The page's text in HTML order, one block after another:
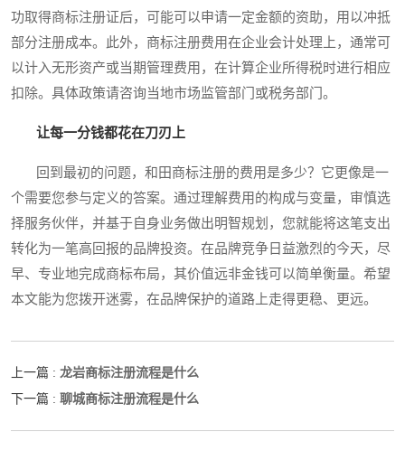
功取得商标注册证后，可能可以申请一定金额的资助，用以冲抵
部分注册成本。此外，商标注册费用在企业会计处理上，通常可
以计入无形资产或当期管理费用，在计算企业所得税时进行相应
扣除。具体政策请咨询当地市场监管部门或税务部门。
让每一分钱都花在刀刃上
回到最初的问题，和田商标注册的费用是多少？它更像是一
个需要您参与定义的答案。通过理解费用的构成与变量，审慎选
择服务伙伴，并基于自身业务做出明智规划，您就能将这笔支出
转化为一笔高回报的品牌投资。在品牌竞争日益激烈的今天，尽
早、专业地完成商标布局，其价值远非金钱可以简单衡量。希望
本文能为您拨开迷雾，在品牌保护的道路上走得更稳、更远。
上一篇 : 龙岩商标注册流程是什么
下一篇 : 聊城商标注册流程是什么